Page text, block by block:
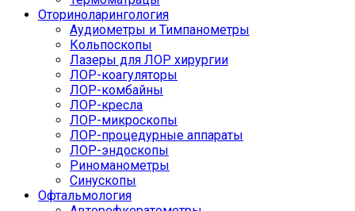
Оториноларингология
Аудиометры и Тимпанометры
Кольпоскопы
Лазеры для ЛОР хирургии
ЛОР-коагуляторы
ЛОР-комбайны
ЛОР-кресла
ЛОР-микроскопы
ЛОР-процедурные аппараты
ЛОР-эндоскопы
Риноманометры
Синускопы
Офтальмология